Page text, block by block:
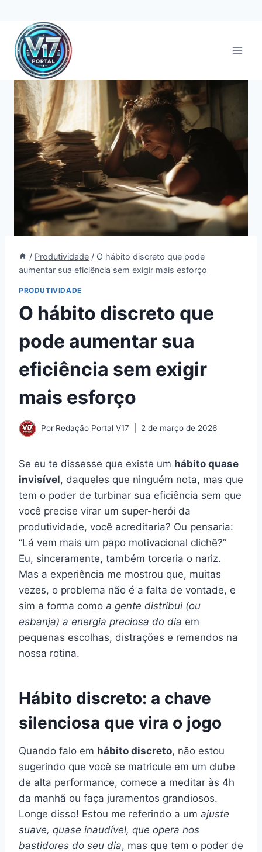
Pular
para
Conteúdo
/ Produtividade / O hábito discreto que pode
aumentar sua eficiência sem exigir mais esforço
PRODUTIVIDADE
O hábito discreto que
pode aumentar sua
eficiência sem exigir
mais esforço
Por Redação Portal V17 2 de março de 2026
Se eu te dissesse que existe um hábito quase
invisível, daqueles que ninguém nota, mas que
tem o poder de turbinar sua eficiência sem que
você precise virar um super-herói da
produtividade, você acreditaria? Ou pensaria:
“Lá vem mais um papo motivacional clichê?”
Eu, sinceramente, também torceria o nariz.
Mas a experiência me mostrou que, muitas
vezes, o problema não é a falta de vontade, e
sim a forma como a gente distribui (ou
esbanja) a energia preciosa do dia em
pequenas escolhas, distrações e remendos na
nossa rotina.
Hábito discreto: a chave
silenciosa que vira o jogo
Quando falo em hábito discreto, não estou
sugerindo que você se matricule em um clube
de alta performance, comece a meditar às 4h
da manhã ou faça juramentos grandiosos.
Longe disso! Estou me referindo a um ajuste
suave, quase inaudível, que opera nos
bastidores do seu dia, mas que tem o poder de